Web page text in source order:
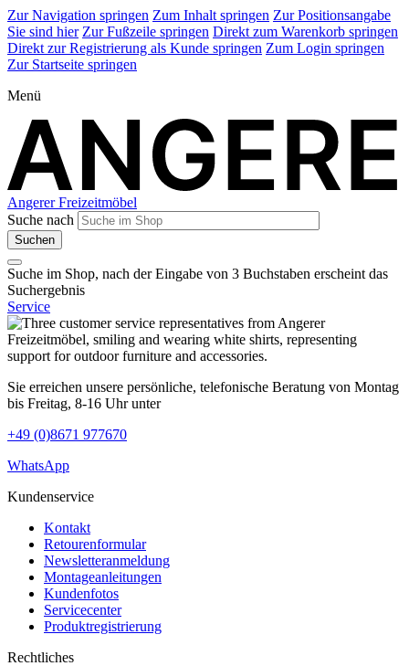
Zur Navigation springen Zum Inhalt springen Zur Positionsangabe
Sie sind hier Zur Fußzeile springen Direkt zum Warenkorb springen
Direkt zur Registrierung als Kunde springen Zum Login springen
Zur Startseite springen
Menü
Angerer Freizeitmöbel
Suche nach
Suche im Shop, nach der Eingabe von 3 Buchstaben erscheint das
Suchergebnis
Service
Sie erreichen unsere persönliche, telefonische Beratung von Montag
bis Freitag, 8-16 Uhr unter
+49 (0)8671 977670
WhatsApp
Kundenservice
Kontakt
Retourenformular
Newsletteranmeldung
Montageanleitungen
Kundenfotos
Servicecenter
Produktregistrierung
Rechtliches